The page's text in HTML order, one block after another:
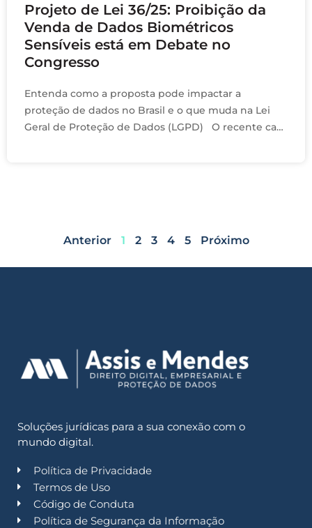
Projeto de Lei 36/25: Proibição da
Venda de Dados Biométricos
Sensíveis está em Debate no
Congresso
Entenda como a proposta pode impactar a
proteção de dados no Brasil e o que muda na Lei
Geral de Proteção de Dados (LGPD) O recente caso
Anterior 1 2 3 4 5 Próximo
Soluções jurídicas para a sua conexão com o
mundo digital.
Política de Privacidade
Termos de Uso
Código de Conduta
Política de Segurança da Informação